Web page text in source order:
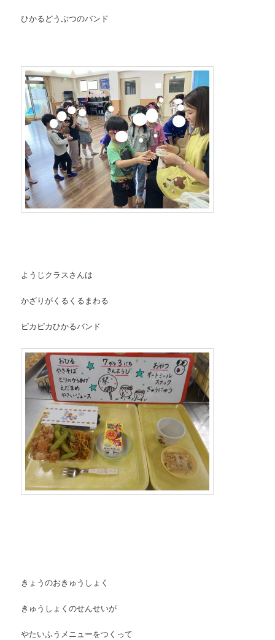
ひかるどうぶつのバンド
ようじクラスさんは
かざりがくるくるまわる
ピカピカひかるバンド
きょうのおきゅうしょく
きゅうしょくのせんせいが
やたいふうメニューをつくって